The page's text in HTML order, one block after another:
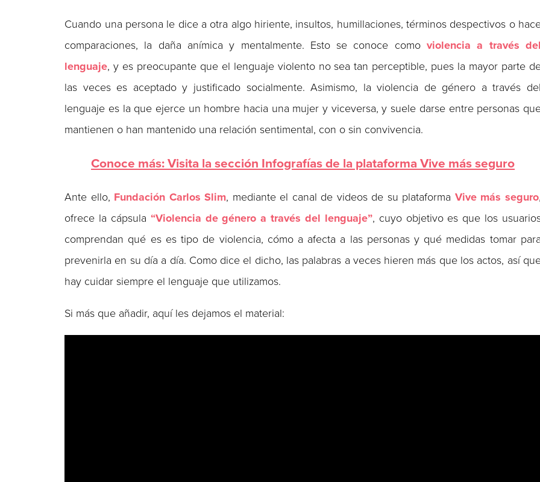
Cuando una persona le dice a otra algo hiriente, insultos, humillaciones, términos despectivos o
comparaciones, la daña anímica y mentalmente. Esto se conoce comoviolencia a través
lenguaje, y es preocupante que el lenguaje violento no sea tan perceptible, pues la mayor parte
las veces es aceptado y justificado socialmente. Asimismo, la violencia de género a través
lenguaje es la que ejerce un hombre hacia una mujer y viceversa, y suele darse entre personas
mantienen o han mantenido una relación sentimental, con o sin convivencia.
Conoce más: Visita la sección Infografías de la plataforma Vive más seguro
Ante ello, Fundación Carlos Slim, mediante el canal de videos de su plataforma Vive más seguro
ofrece la cápsula “Violencia de género a través del lenguaje”, cuyo objetivo es que los
comprendan qué es es tipo de violencia, cómo a afecta a las personas y qué medidas tomar
prevenirla en su día a día. Como dice el dicho, las palabras a veces hieren más que los actos, así
hay cuidar siempre el lenguaje que utilizamos.
Si más que añadir, aquí les dejamos el material: